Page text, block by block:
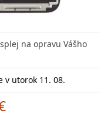
na opravu Vášho
v utorok 11. 08.